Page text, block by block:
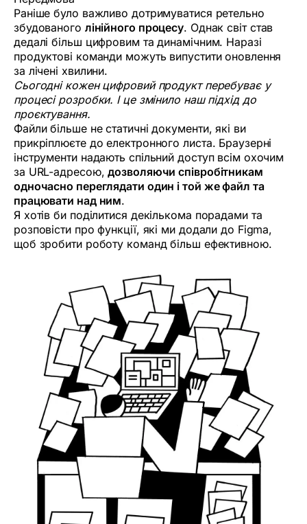
Раніше було важливо дотримуватися ретельно
збудованого лінійного процесу. Однак світ став
дедалі більш цифровим та динамічним. Наразі
продуктові команди можуть випустити оновлення
за лічені хвилини.
Сьогодні кожен цифровий продукт перебуває у
процесі розробки. І це змінило наш підхід до
проєктування.
Файли більше не статичні документи, які ви
прикріплюєте до електронного листа. Браузерні
інструменти надають спільний доступ всім охочим
за URL-адресою,дозволяючи співробітникам
одночасно переглядати один і той же файл та
працювати над ним.
Я хотів би поділитися декількома порадами та
розповісти про функції, які ми додали до Figma,
щоб зробити роботу команд більш ефективною.